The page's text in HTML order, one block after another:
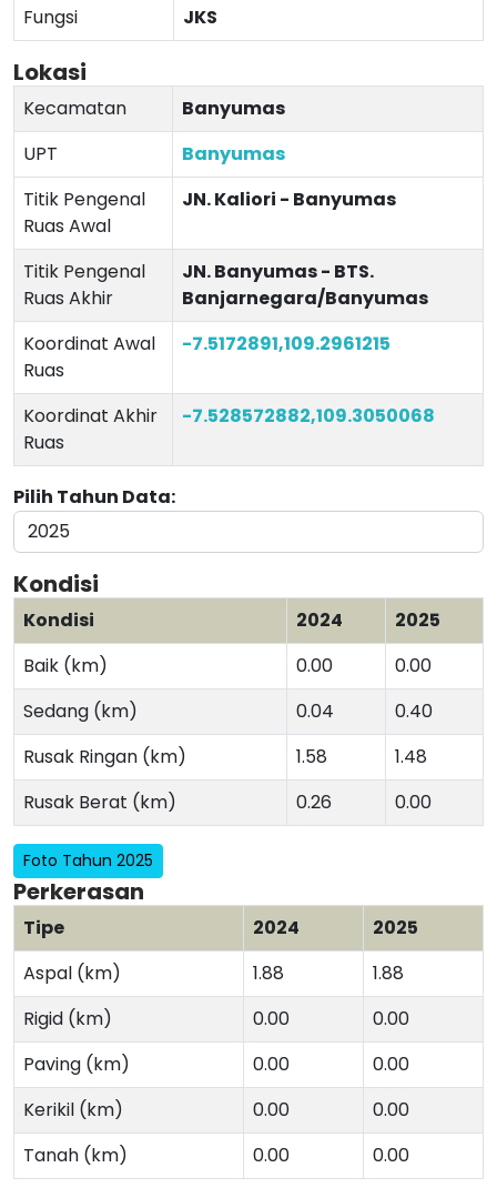
Fungsi
JKS
Lokasi
Kecamatan
Banyumas
UPT
Banyumas
Titik Pengenal
Ruas Awal
JN. Kaliori - Banyumas
Titik Pengenal
Ruas Akhir
JN. Banyumas - BTS.
Banjarnegara/Banyumas
Koordinat Awal
Ruas
-7.5172891,109.2961215
Koordinat Akhir
Ruas
-7.528572882,109.3050068
Pilih Tahun Data:
Kondisi
Kondisi 2024
2025
Baik (km)
0.00
0.00
Sedang (km)
0.04
0.40
Rusak Ringan (km)
1.58
1.48
Rusak Berat (km)
0.26 0.00
Foto Tahun 2025
Perkerasan
Tipe 2024
2025
Aspal (km)
1.88
1.88
Rigid (km)
0.00
0.00
Paving (km)
0.00
0.00
Kerikil (km)
0.00
0.00
Tanah (km)
0.00 0.00